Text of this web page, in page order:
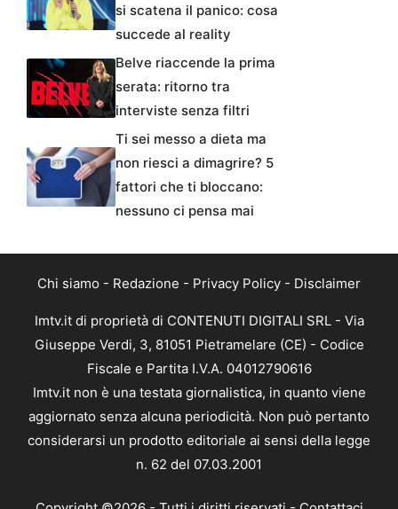
si scatena il panico: cosa
succede al reality
Belve riaccende la prima
serata: ritorno tra
interviste senza filtri
Ti sei messo a dieta ma
non riesci a dimagrire? 5
fattori che ti bloccano:
nessuno ci pensa mai
Chi siamo - Redazione - Privacy Policy - Disclaimer
Imtv.it di proprietà di CONTENUTI DIGITALI SRL - Via
Giuseppe Verdi, 3, 81051 Pietramelare (CE) - Codice
Fiscale e Partita I.V.A. 04012790616
Imtv.it non è una testata giornalistica, in quanto viene
aggiornato senza alcuna periodicità. Non può pertanto
considerarsi un prodotto editoriale ai sensi della legge
n. 62 del 07.03.2001